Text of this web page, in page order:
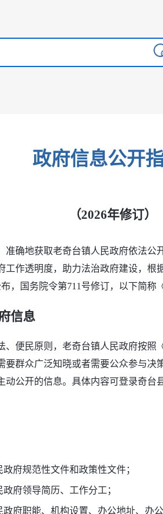
政府信息公开
（2026年修订）
准确地获取老奇台镇人民政府依法公
工作透明度，助力法治政府建设，根
，国务院令第711号修订，以下简称
信息
、便民原则，老奇台镇人民政府按照
要群众广泛知晓或者需要公众参与决
动公开的信息。具体内容可登录奇台
府规范性文件和政策性文件；
府领导简历、工作分工；
政府职能、机构设置、办公地址、办